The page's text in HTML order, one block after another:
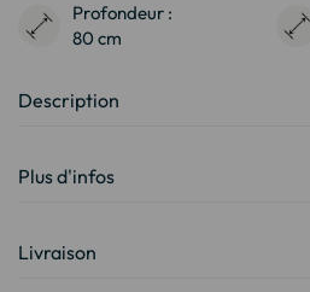
Profondeur :
80 cm
Description
Plus d'infos
Livraison